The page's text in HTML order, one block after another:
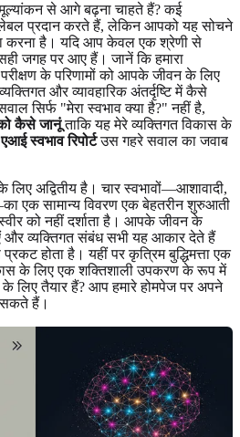
मूल्यांकन से आगे बढ़ना चाहते हैं? कई
प्रदान करते हैं, लेकिन आपको यह सोचने
करना है। यदि आप केवल एक श्रेणी से
जगह पर आए हैं। जानें कि हमारा
के परिणामों को आपके जीवन के लिए
और व्यावहारिक अंतर्दृष्टि में कैसे
सिर्फ "मेरा स्वभाव क्या है?" नहीं है,
कैसे जानूंताकि यह मेरे व्यक्तिगत विकास के
एआई स्वभाव रिपोर्टउस गहरे सवाल का जवाब
अद्वितीय है। चार स्वभावों—आशावादी,
एक सामान्य विवरण एक बेहतरीन शुरुआती
को नहीं दर्शाता है। आपके जीवन के
और व्यक्तिगत संबंध सभी यह आकार देते हैं
होता है। यहीं पर कृत्रिम बुद्धिमत्ता एक
के लिए एक शक्तिशाली उपकरण के रूप में
लिए तैयार हैं? आप हमारे होमपेज पर अपने
सकते हैं।